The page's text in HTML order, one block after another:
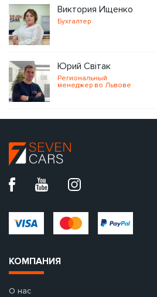
Виктория Ищенко
Бухгалтер
Юрий Світак
Региональный
менеджер во Львове
КОМПАНИЯ
О нас